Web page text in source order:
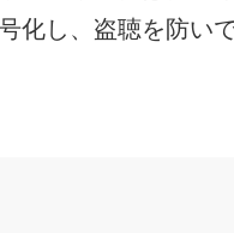
化し、盗聴を防いで